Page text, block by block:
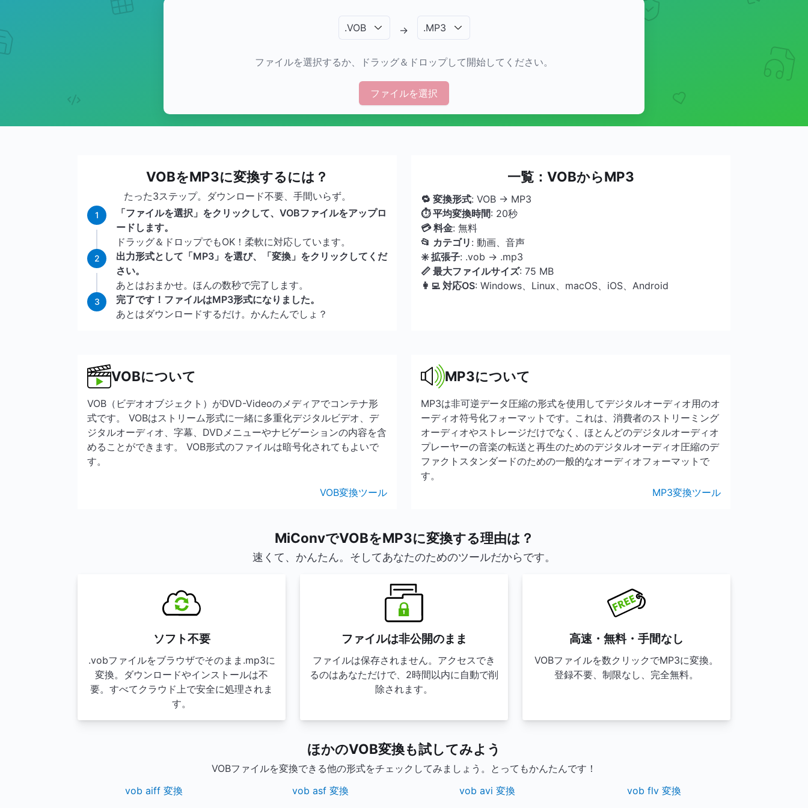
.VOB → .MP3
ファイルを選択するか、ドラッグ＆ドロップして開始してください。
ファイルを選択
VOBをMP3に変換するには？
たった3ステップ。ダウンロード不要、手間いらず。
1
「ファイルを選択」をクリックして、VOBファイルをアップロ
ードします。
ドラッグ＆ドロップでもOK！柔軟に対応しています。
2
出力形式として「MP3」を選び、「変換」をクリックしてくだ
さい。
あとはおまかせ。ほんの数秒で完了します。
3
完了です！ファイルはMP3形式になりました。
あとはダウンロードするだけ。かんたんでしょ？
一覧：VOBからMP3
🔁 変換形式: VOB → MP3
⏱ 平均変換時間: 20秒
💳 料金: 無料
📂 カテゴリ : 動画、音声
✳️ 拡張子: .vob → .mp3
📏 最大ファイルサイズ: 75 MB
👩‍💻 対応OS: Windows、Linux、macOS、iOS、Android
VOBについて
VOB（ビデオオブジェクト）がDVD-Videoのメディアでコンテナ形
式です。 VOBはストリーム形式に一緒に多重化デジタルビデオ、デ
ジタルオーディオ、字幕、DVDメニューやナビゲーションの内容を含
めることができます。 VOB形式のファイルは暗号化されてもよいで
す。
VOB変換ツール
MP3について
MP3は非可逆データ圧縮の形式を使用してデジタルオーディオ用のオ
ーディオ符号化フォーマットです。これは、消費者のストリーミング
オーディオやストレージだけでなく、ほとんどのデジタルオーディオ
プレーヤーの音楽の転送と再生のためのデジタルオーディオ圧縮のデ
ファクトスタンダードのための一般的なオーディオフォーマットで
す。
MP3変換ツール
MiConvでVOBをMP3に変換する理由は？
速くて、かんたん。そしてあなたのためのツールだからです。
ソフト不要
.vobファイルをブラウザでそのまま.mp3に
変換。ダウンロードやインストールは不
要。すべてクラウド上で安全に処理されま
す。
ファイルは非公開のまま
ファイルは保存されません。アクセスでき
るのはあなただけで、2時間以内に自動で削
除されます。
高速・無料・手間なし
VOBファイルを数クリックでMP3に変換。
登録不要、制限なし、完全無料。
ほかのVOB変換も試してみよう
VOBファイルを変換できる他の形式をチェックしてみましょう。とってもかんたんです！
vob aiff 変換
vob asf 変換 vob avi 変換 vob flv 変換